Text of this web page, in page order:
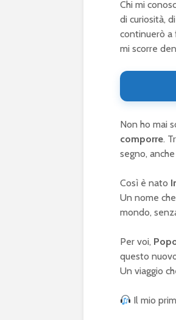
Chi mi
di curiosità,
continuerò a
mi scorre
Non ho mai
comporre.
segno,
Così è nato
Un nome
mondo,
Per voi,
questo
Un viaggio
Il mio